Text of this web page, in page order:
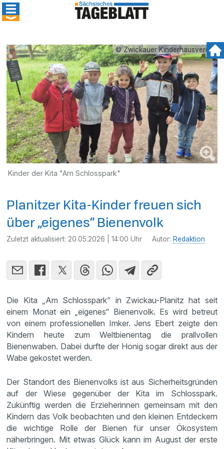
© Zwickauer Kinderhausverein
Kinder der Kita "Am Schlosspark"
Planitzer Kita-Kinder freuen sich
über „eigenes“ Bienenvolk
Zuletzt aktualisiert: 20.05.2026 | 14:00 Uhr Autor: Redaktion
Die Kita „Am Schlosspark“ in Zwickau-Planitz hat seit
einem Monat ein „eigenes“ Bienenvolk. Es wird betreut
von einem professionellen Imker. Jens Ebert zeigte den
Kindern heute zum Weltbienentag die prallvollen
Bienenwaben. Dabei durfte der Honig sogar direkt aus der
Wabe gekostet werden.
Der Standort des Bienenvolks ist aus Sicherheitsgründen
auf der Wiese gegenüber der Kita im Schlosspark.
Zukünftig werden die Erzieherinnen gemeinsam mit den
Kindern das Volk beobachten und den kleinen Entdeckern
die wichtige Rolle der Bienen für unser Ökosystem
näherbringen. Mit etwas Glück kann im August der erste